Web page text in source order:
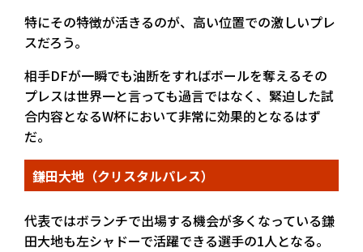
特にその特徴が活きるのが、高い位置での激しいプレ
スだろう。
相手DFが一瞬でも油断をすればボールを奪えるその
プレスは世界一と言っても過言ではなく、緊迫した試
合内容となるW杯において非常に効果的となるはず
だ。
鎌田大地（クリスタルパレス）
代表ではボランチで出場する機会が多くなっている鎌
田大地も左シャドーで活躍できる選手の1人となる。